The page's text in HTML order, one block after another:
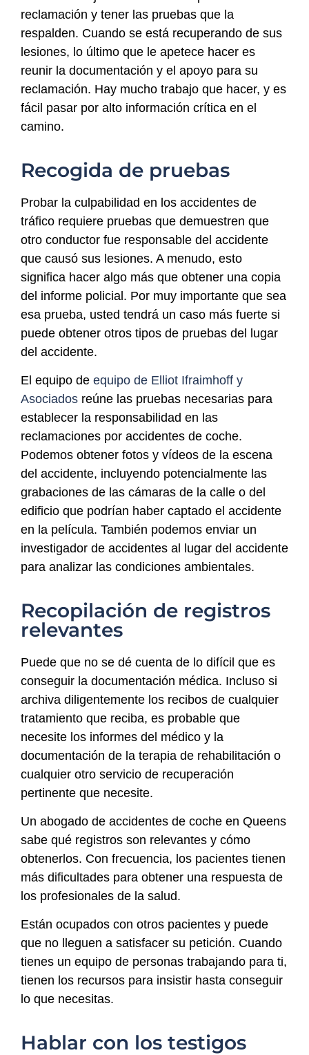
reclamación y tener las pruebas que la
respalden. Cuando se está recuperando de sus
lesiones, lo último que le apetece hacer es
reunir la documentación y el apoyo para su
reclamación. Hay mucho trabajo que hacer, y es
fácil pasar por alto información crítica en el
camino.
Recogida de pruebas
Probar la culpabilidad en los accidentes de
tráfico requiere pruebas que demuestren que
otro conductor fue responsable del accidente
que causó sus lesiones. A menudo, esto
significa hacer algo más que obtener una copia
del informe policial. Por muy importante que sea
esa prueba, usted tendrá un caso más fuerte si
puede obtener otros tipos de pruebas del lugar
del accidente.
El equipo de equipo de Elliot Ifraimhoff y
Asociados reúne las pruebas necesarias para
establecer la responsabilidad en las
reclamaciones por accidentes de coche.
Podemos obtener fotos y vídeos de la escena
del accidente, incluyendo potencialmente las
grabaciones de las cámaras de la calle o del
edificio que podrían haber captado el accidente
en la película. También podemos enviar un
investigador de accidentes al lugar del accidente
para analizar las condiciones ambientales.
Recopilación de registros
relevantes
Puede que no se dé cuenta de lo difícil que es
conseguir la documentación médica. Incluso si
archiva diligentemente los recibos de cualquier
tratamiento que reciba, es probable que
necesite los informes del médico y la
documentación de la terapia de rehabilitación o
cualquier otro servicio de recuperación
pertinente que necesite.
Un abogado de accidentes de coche en Queens
sabe qué registros son relevantes y cómo
obtenerlos. Con frecuencia, los pacientes tienen
más dificultades para obtener una respuesta de
los profesionales de la salud.
Están ocupados con otros pacientes y puede
que no lleguen a satisfacer su petición. Cuando
tienes un equipo de personas trabajando para ti,
tienen los recursos para insistir hasta conseguir
lo que necesitas.
Hablar con los testigos